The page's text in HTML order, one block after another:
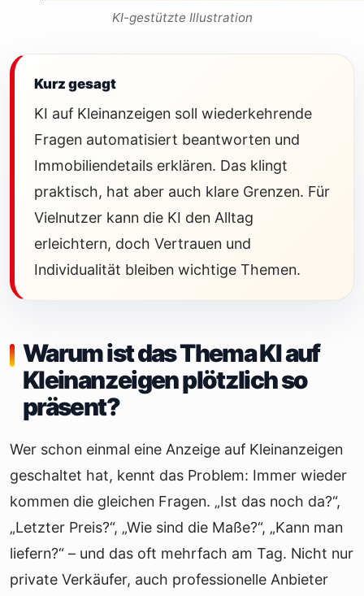
KI-gestützte Illustration
Kurz gesagt
KI auf Kleinanzeigen soll wiederkehrende
Fragen automatisiert beantworten und
Immobiliendetails erklären. Das klingt
praktisch, hat aber auch klare Grenzen. Für
Vielnutzer kann die KI den Alltag
erleichtern, doch Vertrauen und
Individualität bleiben wichtige Themen.
Warum ist das Thema KI auf
Kleinanzeigen plötzlich so
präsent?
Wer schon einmal eine Anzeige auf Kleinanzeigen
geschaltet hat, kennt das Problem: Immer wieder
kommen die gleichen Fragen. „Ist das noch da?“,
„Letzter Preis?“, „Wie sind die Maße?“, „Kann man
liefern?“ – und das oft mehrfach am Tag. Nicht nur
private Verkäufer, auch professionelle Anbieter